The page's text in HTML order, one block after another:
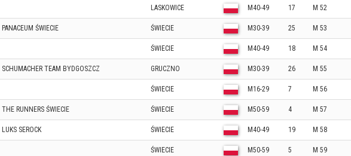
LASKOWICE M40-49 17 M 52
PANACEUM ŚWIECIE ŚWIECIE M30-39 25 M 53
ŚWIECIE M40-49 18 M 54
SCHUMACHER TEAM BYDGOSZCZ GRUCZNO M30-39 26 M 55
ŚWIECIE M16-29 7 M 56
THE RUNNERS ŚWIECIE ŚWIECIE M50-59 4 M 57
LUKS SEROCK ŚWIECIE M40-49 19 M 58
ŚWIECIE M50-59 5 M 59